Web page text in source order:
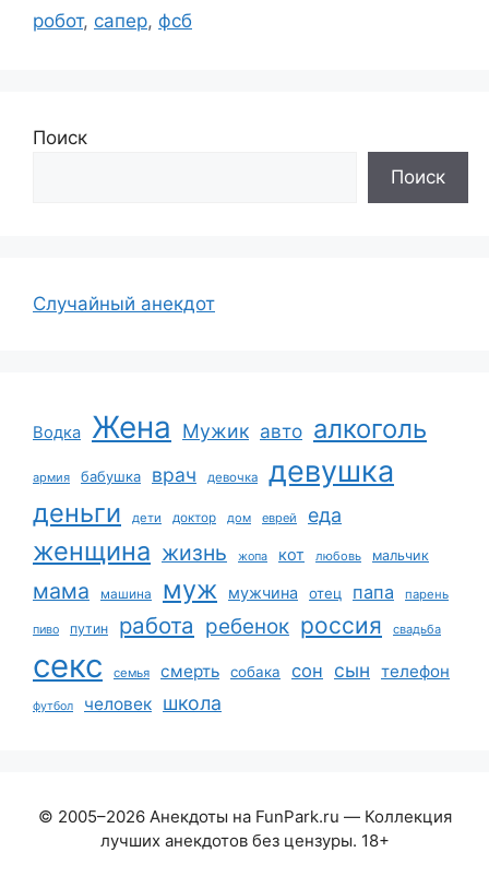
робот, сапер, фсб
Поиск
Поиск
Случайный анекдот
Водка Жена Мужик авто алкоголь
армия бабушка врач девочка девушка
деньги дети доктор дом еврей еда
женщина жизнь жопа кот любовь мальчик
мама машина муж мужчина отец папа парень
пиво путин работа ребенок россия свадьба
секс семья смерть собака сон сын телефон
футбол человек школа
© 2005–2026 Анекдоты на FunPark.ru — Коллекция
лучших анекдотов без цензуры. 18+